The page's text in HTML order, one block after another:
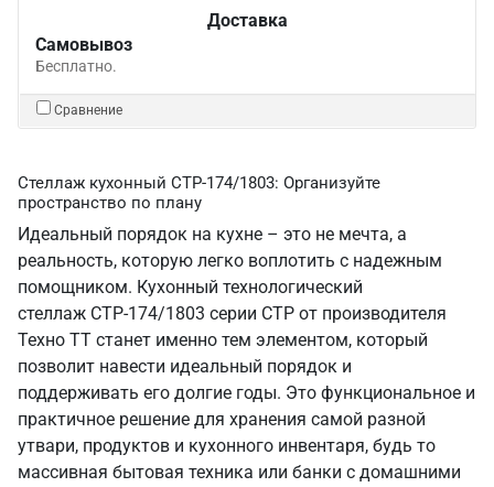
Доставка
Самовывоз
Бесплатно.
Сравнение
Стеллаж кухонный СТР-174/1803: Организуйте
пространство по плану
Идеальный порядок на кухне – это не мечта, а
реальность, которую легко воплотить с надежным
помощником. Кухонный технологический
стеллаж СТР-174/1803 серии СТР от производителя
Техно ТТ станет именно тем элементом, который
позволит навести идеальный порядок и
поддерживать его долгие годы. Это функциональное и
практичное решение для хранения самой разной
утвари, продуктов и кухонного инвентаря, будь то
массивная бытовая техника или банки с домашними